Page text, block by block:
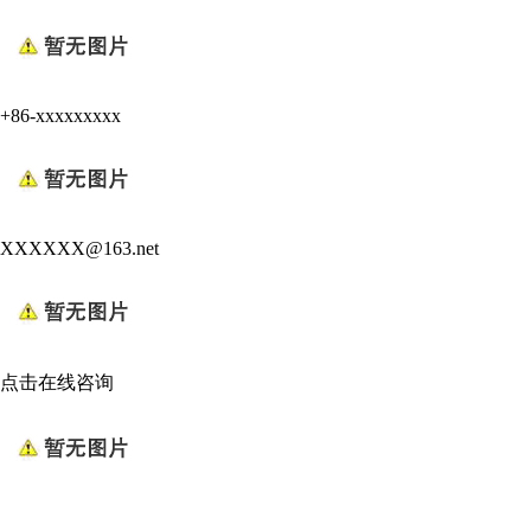
+86-xxxxxxxxx
XXXXXX@163.net
点击在线咨询